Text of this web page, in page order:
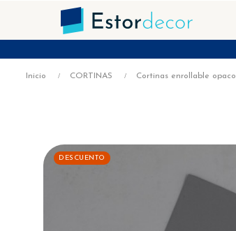
Inicio CORTINAS Cortinas enrollable opaco
DESCUENTO